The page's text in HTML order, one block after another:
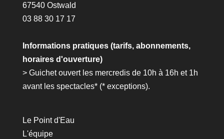
67540 Ostwald
03 88 30 17 17
Informations pratiques (tarifs, abonnements,
horaires d'ouverture)
> Guichet ouvert les mercredis de 10h à 16h et 1h
avant les spectacles* (* exceptions).
Le Point d'Eau
L'équipe